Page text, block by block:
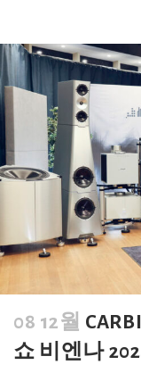
08 12월
쇼 비엔나